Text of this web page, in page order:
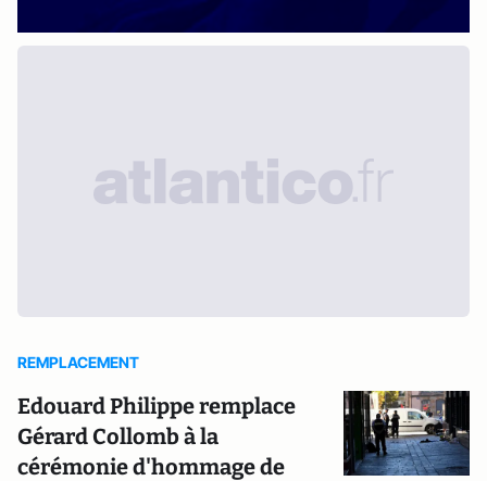
REMPLACEMENT
Edouard Philippe remplace
Gérard Collomb à la
cérémonie d'hommage de